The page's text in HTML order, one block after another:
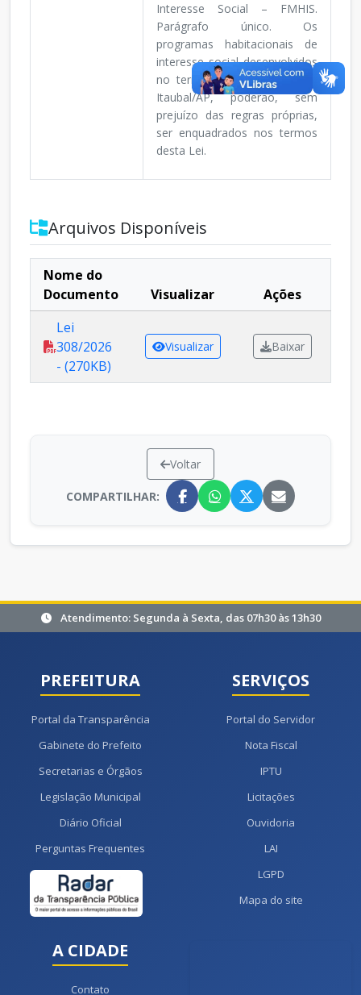
Interesse Social – FMHIS.
Parágrafo único. Os
programas habitacionais de
interesse social desenvolvidos
no território do Município de
Itaubal/AP, poderão, sem
prejuízo das regras próprias,
ser enquadrados nos termos
desta Lei.
Arquivos Disponíveis
Nome do
Documento
Visualizar
Ações
Lei
308/2026
- (270KB)
Visualizar Baixar
Voltar
COMPARTILHAR:
Atendimento: Segunda à Sexta, das 07h30 às 13h30
PREFEITURA
Portal da Transparência
Gabinete do Prefeito
Secretarias e Órgãos
Legislação Municipal
Diário Oficial
Perguntas Frequentes
SERVIÇOS
Portal do Servidor
Nota Fiscal
IPTU
Licitações
Ouvidoria
LAI
LGPD
Mapa do site
A CIDADE
Contato